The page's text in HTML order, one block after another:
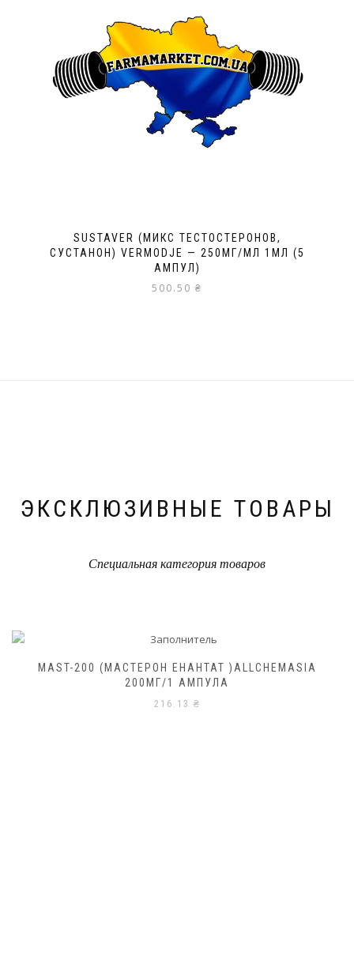
SUSTAVER (МИКС ТЕСТОСТЕРОНОВ,
СУСТАНОН) VERMODJE — 250МГ/МЛ 1МЛ (5
АМПУЛ)
500.50 ₴
ЭКСКЛЮЗИВНЫЕ ТОВАРЫ
Специальная категория товаров
MAST-200 (МАСТЕРОН ЕНАНТАТ )ALLCHEMASIA
200МГ/1 АМПУЛА
216.13 ₴